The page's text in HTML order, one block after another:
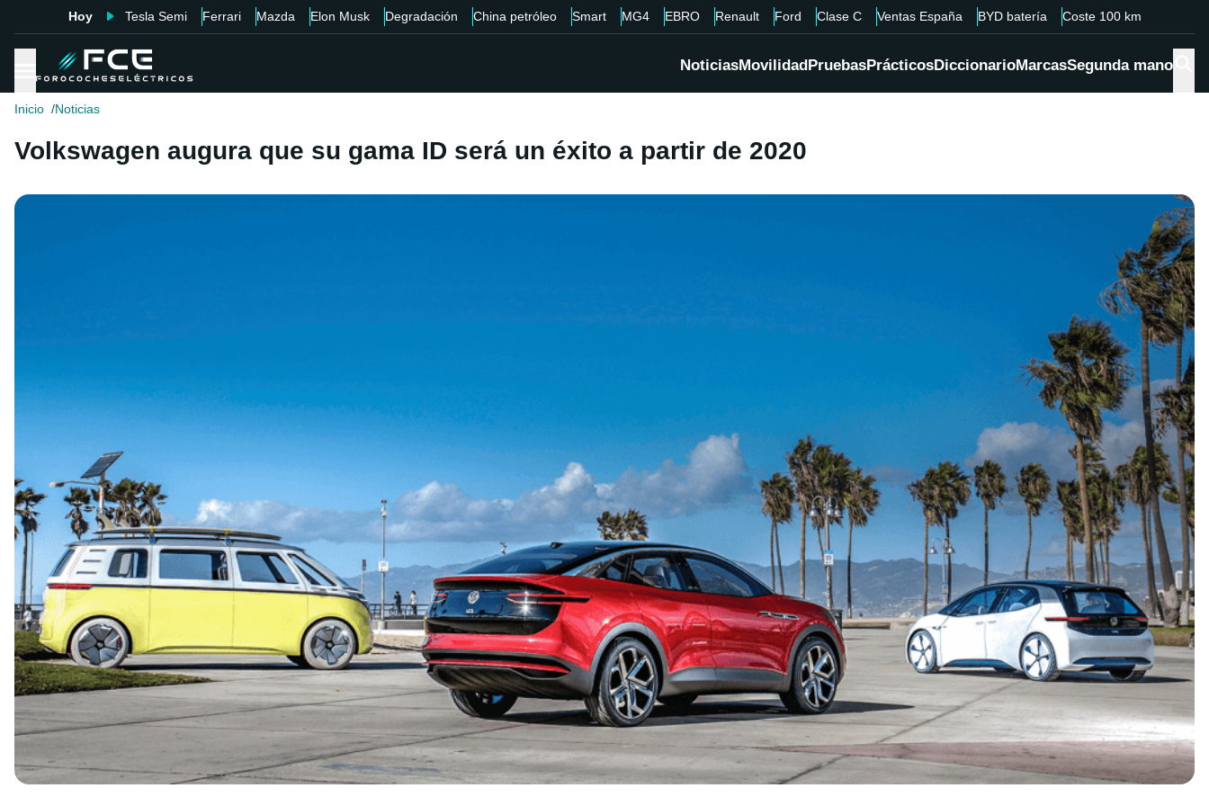
Hoy Tesla Semi Ferrari Mazda Elon Musk Degradación China petróleo Smart MG4 EBRO Renault Ford Clase C Ventas España BYD batería Coste 100 km
NoticiasMovilidadPruebasPrácticosDiccionarioMarcasSegunda mano
Inicio Noticias
Volkswagen augura que su gama ID será un éxito a partir de 2020